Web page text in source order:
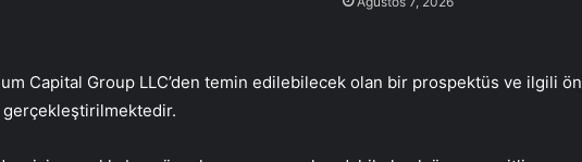
Capital Group LLC’den temin edilebilecek olan bir prospektüs ve ilgili ön
gerçekleştirilmektedir.